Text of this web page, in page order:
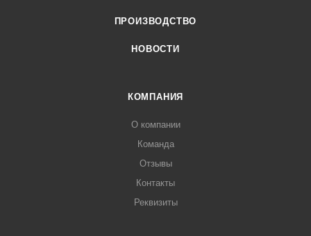
ПРОИЗВОДСТВО
НОВОСТИ
КОМПАНИЯ
О компании
Команда
Отзывы
Контакты
Реквизиты